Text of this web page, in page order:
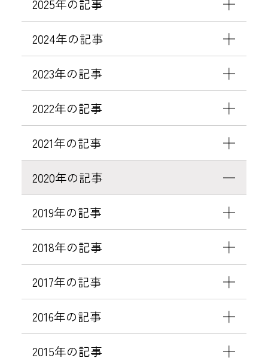
店
舗
目
「
相
鉄
フ
レ
ッ
サ
イ
ン
神
田
大
手
町
」
を
開
業
2025年の記事
2024年の記事
2023年の記事
2022年の記事
2021年の記事
2020年の記事
2019年の記事
2018年の記事
2017年の記事
2016年の記事
2015年の記事